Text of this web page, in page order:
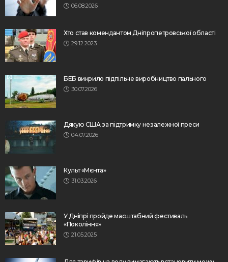
06.08.2026
Хто став комендантом Дніпропетровської області
29.12.2023
БЕБ викрило підпільне виробництво пального
30.07.2026
Дякую США за підтримку незалежної преси
04.07.2026
Культ «Мєнта»
31.03.2026
У Дніпрі пройде масштабний фестиваль
«Покоління»
21.05.2025